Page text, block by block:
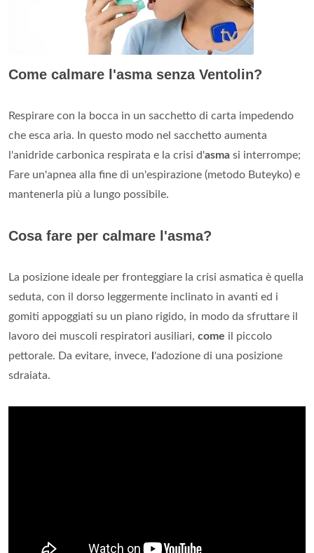
Come calmare l'asma senza Ventolin?
Respirare con la bocca in un sacchetto di carta impedendo
che esca aria. In questo modo nel sacchetto aumenta
l'anidride carbonica respirata e la crisi d'asma si interrompe;
Fare un'apnea alla fine di un'espirazione (metodo Buteyko) e
mantenerla più a lungo possibile.
Cosa fare per calmare l'asma?
La posizione ideale per fronteggiare la crisi asmatica è quella
seduta, con il dorso leggermente inclinato in avanti ed i
gomiti appoggiati su un piano rigido, in modo da sfruttare il
lavoro dei muscoli respiratori ausiliari, come il piccolo
pettorale. Da evitare, invece,
'adozione di una posizione
sdraiata.